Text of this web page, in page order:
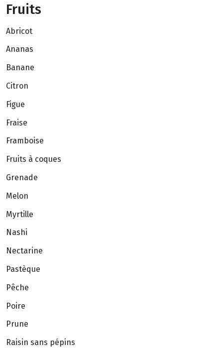
Fruits
Abricot
Ananas
Banane
Citron
Figue
Fraise
Framboise
Fruits à coques
Grenade
Melon
Myrtille
Nashi
Nectarine
Pastèque
Pêche
Poire
Prune
Raisin sans pépins